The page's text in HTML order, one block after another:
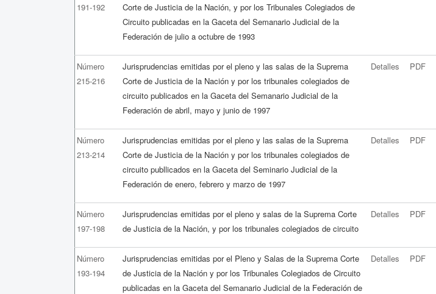
191-192
Corte de Justicia de la Nación, y por los Tribunales Colegiados de
Circuito publicadas en la Gaceta del Semanario Judicial de la
Federación de julio a octubre de 1993
Número
215-216
Jurisprudencias emitidas por el pleno y las salas de la Suprema
Corte de Justicia de la Nación y por los tribunales colegiados de
circuito publicados en la Gaceta del Semanario Judicial de la
Federación de abril, mayo y junio de 1997
Detalles PDF
Número
213-214
Jurisprudencias emitidas por el pleno y las salas de la Suprema
Corte de Justicia de la Nación y por los tribunales colegiados de
circuito publlicados en la Gaceta del Seminario Judicial de la
Federación de enero, febrero y marzo de 1997
Detalles PDF
Número
197-198
Jurisprudencias emitidas por el pleno y salas de la Suprema Corte
de Justicia de la Nación, y por los tribunales colegiados de circuito
Detalles PDF
Número
193-194
Jurisprudencias emitidas por el Pleno y Salas de la Suprema Corte
de Justicia de la Nación y por los Tribunales Colegiados de Circuito
publicadas en la Gaceta del Semanario Judicial de la Federación de
Detalles PDF